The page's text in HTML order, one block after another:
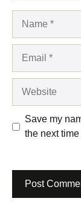
Save my
the next